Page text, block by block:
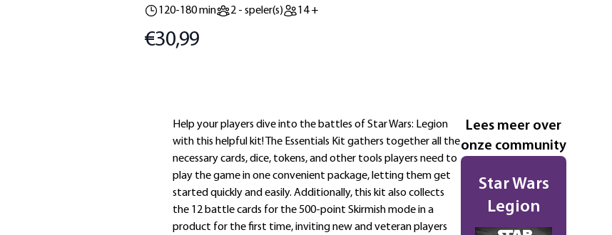
120-180 min
2 - speler(s) 14 +
Prijs
€30,99
Extra informatie
Help your players dive into the battles of Star Wars: Legion
with this helpful kit! The Essentials Kit gathers together all the
necessary cards, dice, tokens, and other tools players need to
play the game in one convenient package, letting them get
started quickly and easily. Additionally, this kit also collects
the 12 battle cards for the 500-point Skirmish mode in a
product for the first time, inviting new and veteran players
Lees meer over
onze community
Star Wars
Legion